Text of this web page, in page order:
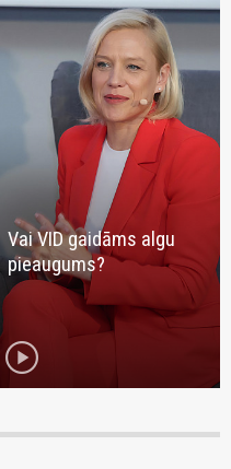
Vai VID gaidāms algu
pieaugums?
play_circle